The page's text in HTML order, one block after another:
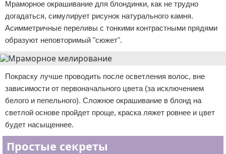
Мраморное окрашивание для блондинки, как не трудно
догадаться, симулирует рисунок натурального камня.
Асимметричные переливы с тонкими контрастными прядями
образуют неповторимый "сюжет".
Покраску лучше проводить после осветления волос, вне
зависимости от первоначального цвета (за исключением
белого и пепельного). Сложное окрашивание в блонд на
светлой основе пройдет проще, краска ляжет ровнее и цвет
будет насыщеннее.
Простые секреты